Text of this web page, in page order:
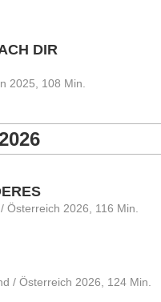
DIR
2025, 108 Min.
Österreich 2026, 116 Min.
/ Österreich 2026, 124 Min.